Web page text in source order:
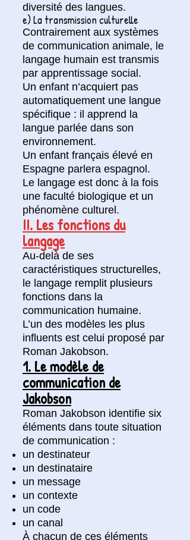
diversité des langues.
e) La transmission culturelle
Contrairement aux systèmes
de communication animale, le
langage humain est transmis
par apprentissage social.
Un enfant n’acquiert pas
automatiquement une langue
spécifique : il apprend la
langue parlée dans son
environnement.
Un enfant français élevé en
Espagne parlera espagnol.
Le langage est donc à la fois
une faculté biologique et un
phénomène culturel.
II. Les fonctions du
langage
Au-delà de ses
caractéristiques structurelles,
le langage remplit plusieurs
fonctions dans la
communication humaine.
L’un des modèles les plus
influents est celui proposé par
Roman Jakobson.
1. Le modèle de
communication de
Jakobson
Roman Jakobson identifie six
éléments dans toute situation
de communication :
un destinateur
un destinataire
un message
un contexte
un code
un canal
À chacun de ces éléments